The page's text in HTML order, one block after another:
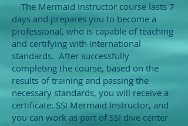
The Mermaid instructor course lasts 7
days and prepares you to become a
professional, who is capable of teaching
and certifying with international
standards. After successfully
completing the course, based on the
results of training and passing the
necessary standards, you will receive a
certificate: SSI Mermaid Instructor, and
you can work as part of SSI dive center